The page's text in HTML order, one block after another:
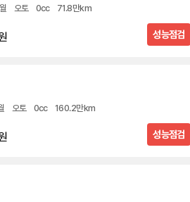
오토 0cc 71.8만km
성능점검
오토 0cc 160.2만km
성능점검